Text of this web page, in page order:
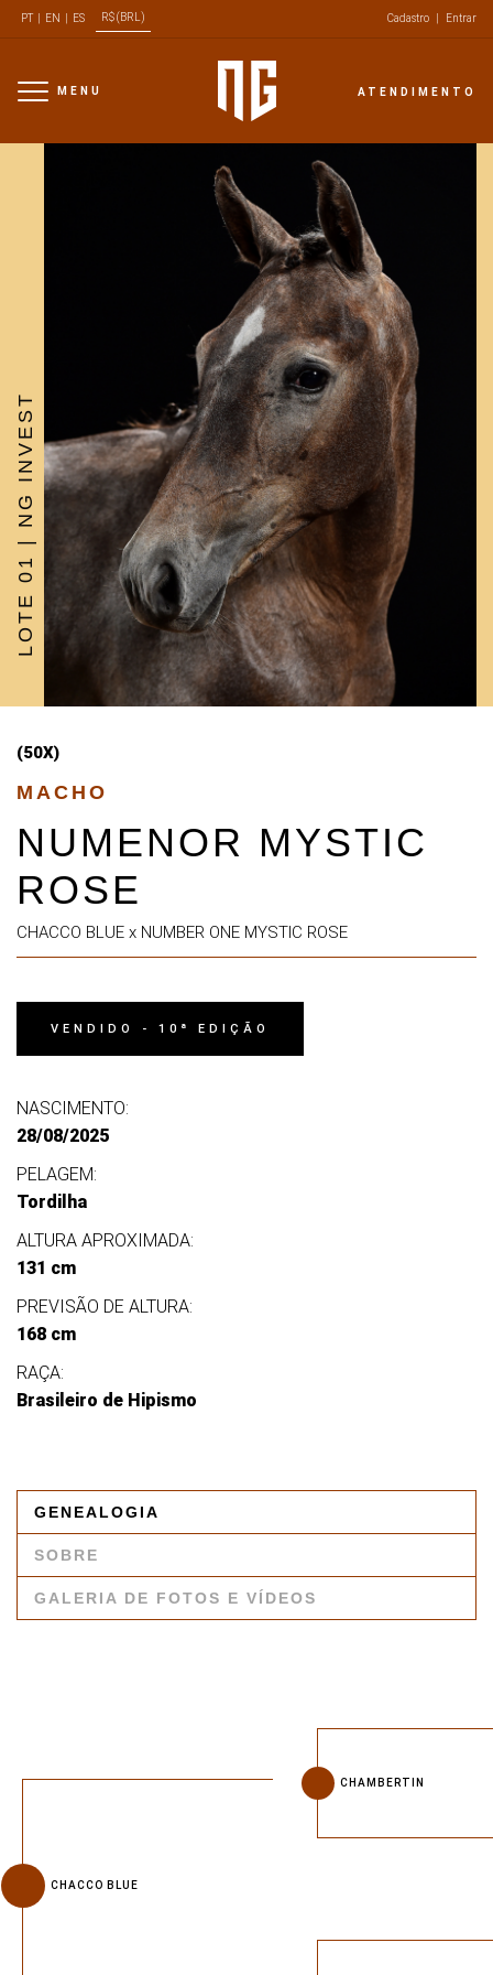
PT| EN ES R$ (BRL) Cadastro Entrar
ATENDIMENTO
MENU
LOTE 01 | NG INVEST
(50X)
MACHO
NUMENOR MYSTIC
ROSE
CHACCO BLUE x NUMBER ONE MYSTIC ROSE
VENDIDO - 10ª EDIÇÃO
NASCIMENTO:
28/08/2025
PELAGEM:
Tordilha
ALTURA APROXIMADA:
131 cm
PREVISÃO DE ALTURA:
168 cm
RAÇA:
Brasileiro de Hipismo
GENEALOGIA
SOBRE
GALERIA DE FOTOS E VÍDEOS
CHACCO BLUE
CHAMBERTIN